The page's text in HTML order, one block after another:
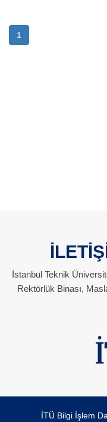
1
İstanbul Teknik
Rektörlük Binası,
İTÜ Bilgi İşlem